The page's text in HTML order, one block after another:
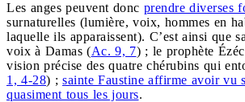
Les anges peuvent donc prendre diverses
surnaturelles (lumière, voix, hommes en
laquelle ils apparaissent). C’est ainsi que
voix à Damas (Ac. 9, 7) ; le prophète
vision précise des quatre chérubins qui
1, 4-28) ; sainte Faustine affirme avoir vu
quasiment tous les jours.